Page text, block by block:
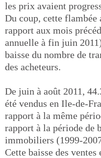
les prix avaient
Du coup, cette flambée
rapport aux mois
annuelle à fin juin
baisse du nombre de
des acheteurs.
De juin à août 2011,
été vendus en Ile-de-
rapport à la même
rapport à la période de
immobiliers (1999-
Cette baisse des